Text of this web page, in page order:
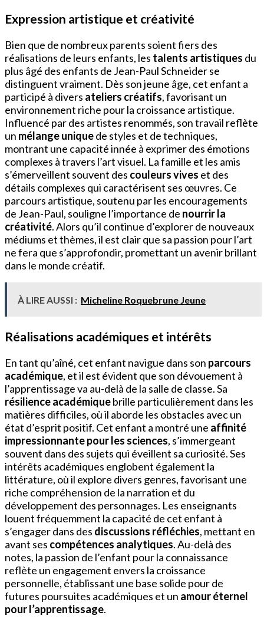
Expression artistique et créativité
Bien que de nombreux parents soient fiers des
réalisations de leurs enfants, les talents artistiques du
plus âgé des enfants de Jean-Paul Schneider se
distinguent vraiment. Dès son jeune âge, cet enfant a
participé à divers ateliers créatifs, favorisant un
environnement riche pour la croissance artistique.
Influencé par des artistes renommés, son travail reflète
un mélange uniquede styles et de techniques,
montrant une capacité innée à exprimer des émotions
complexes à travers l’art visuel. La famille et les amis
s’émerveillent souvent des couleurs vives et des
détails complexes qui caractérisent ses œuvres. Ce
parcours artistique, soutenu par les encouragements
de Jean-Paul, souligne l’importance de nourrir la
créativité. Alors qu’il continue d’explorer de nouveaux
médiums et thèmes, il est clair que sa passion pour l’art
ne fera que s’approfondir, promettant un avenir brillant
dans le monde créatif.
À LIRE AUSSI : Micheline Roquebrune Jeune
Réalisations académiques et intérêts
En tant qu’aîné, cet enfant navigue dans son parcours
académique, et il est évident que son dévouement à
l’apprentissage va au-delà de la salle de classe. Sa
résilience académiquebrille particulièrement dans les
matières difficiles, où il aborde les obstacles avec un
état d’esprit positif. Cet enfant a montré une affinité
impressionnante pour les sciences, s’immergeant
souvent dans des sujets qui éveillent sa curiosité. Ses
intérêts académiques englobent également la
littérature, où il explore divers genres, favorisant une
riche compréhension de la narration et du
développement des personnages. Les enseignants
louent fréquemment la capacité de cet enfant à
s’engager dans des discussions réfléchies, mettant en
avant ses compétences analytiques. Au-delà des
notes, la passion de l’enfant pour la connaissance
reflète un engagement envers la croissance
personnelle, établissant une base solide pour de
futures poursuites académiques et un amour éternel
pour l’apprentissage.